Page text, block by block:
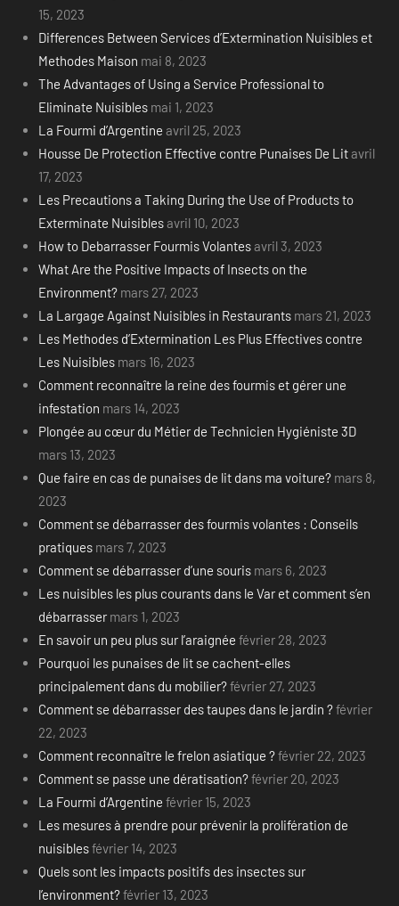
15, 2023
Differences Between Services d’Extermination Nuisibles et
Methodes Maison mai 8, 2023
The Advantages of Using a Service Professional to
Eliminate Nuisibles mai 1, 2023
La Fourmi d’Argentine avril 25, 2023
Housse De Protection Effective contre Punaises De Litavril
17, 2023
Les Precautions a Taking During the Use of Products to
Exterminate Nuisiblesavril 10, 2023
How to Debarrasser Fourmis Volantesavril 3, 2023
What Are the Positive Impacts of Insects on the
Environment? mars 27, 2023
La Largage Against Nuisibles in Restaurants mars 21, 2023
Les Methodes d’Extermination Les Plus Effectives contre
Les Nuisibles mars 16, 2023
Comment reconnaître la reine des fourmis et gérer une
infestation mars 14, 2023
Plongée au cœur du Métier de Technicien Hygiéniste 3D
mars 13, 2023
Que faire en cas de punaises de lit dans ma voiture? mars 8,
2023
Comment se débarrasser des fourmis volantes : Conseils
pratiques mars 7, 2023
Comment se débarrasser d’une souris mars 6, 2023
Les nuisibles les plus courants dans le Var et comment s’en
débarrasser mars 1, 2023
En savoir un peu plus sur l’araignée février 28, 2023
Pourquoi les punaises de lit se cachent-elles
principalement dans du mobilier?février 27, 2023
Comment se débarrasser des taupes dans le jardin ?février
22, 2023
Comment reconnaître le frelon asiatique ?février 22, 2023
Comment se passe une dératisation?février 20, 2023
La Fourmi d’Argentine février 15, 2023
Les mesures à prendre pour prévenir la prolifération de
nuisiblesfévrier 14, 2023
Quels sont les impacts positifs des insectes sur
l’environment?février 13, 2023